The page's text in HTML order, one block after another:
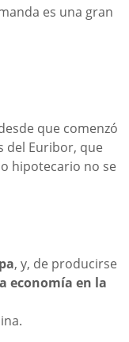
es una gran
que comenzó
del Euribor, que
hipotecario no se
, y, de producirse
economía en la